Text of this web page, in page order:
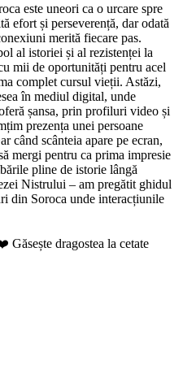
este uneori ca o urcare spre
efort și perseverență, dar odată
merită fiecare pas.
al istoriei și al rezistenței la
mii de oportunități pentru acel
complet cursul vieții. Astăzi,
în mediul digital, unde
șansa, prin profiluri video și
prezența unei persoane
când scânteia apare pe ecran,
mergi pentru ca prima impresie
pline de istorie lângă
Nistrului – am pregătit ghidul
din Soroca unde interacțiunile